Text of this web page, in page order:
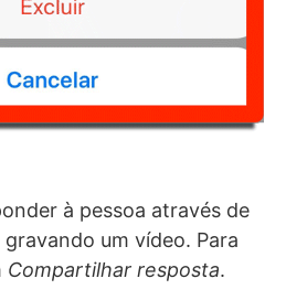
à pessoa através de
um vídeo. Para
Compartilhar resposta.